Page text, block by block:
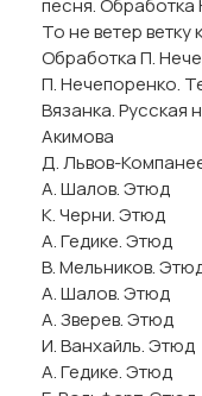
песня. Обработка
То не ветер ветку
Обработка П.
П. Нечепоренко.
Вязанка. Русская
Акимова
Д. Львов-
А. Шалов. Этюд
К. Черни. Этюд
А. Гедике. Этюд
В. Мельников.
А. Шалов. Этюд
А. Зверев. Этюд
И. Ванхайль. Этюд
А. Гедике. Этюд